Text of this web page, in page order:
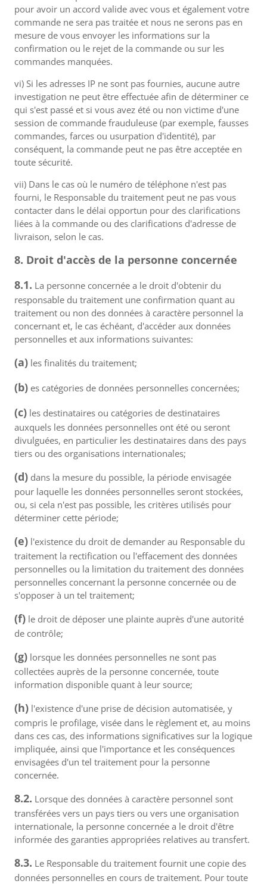
pour avoir un accord valide avec vous et également votre
commande ne sera pas traitée et nous ne serons pas en
mesure de vous envoyer les informations sur la
confirmation ou le rejet de la commande ou sur les
commandes manquées.
vi) Si les adresses IP ne sont pas fournies, aucune autre
investigation ne peut être effectuée afin de déterminer ce
qui s'est passé et si vous avez été ou non victime d'une
session de commande frauduleuse (par exemple, fausses
commandes, farces ou usurpation d'identité), par
conséquent, la commande peut ne pas être acceptée en
toute sécurité.
vii) Dans le cas où le numéro de téléphone n'est pas
fourni, le Responsable du traitement peut ne pas vous
contacter dans le délai opportun pour des clarifications
liées à la commande ou des clarifications d'adresse de
livraison, selon le cas.
8. Droit d'accès de la personne concernée
8.1. La personne concernée a le droit d'obtenir du
responsable du traitement une confirmation quant au
traitement ou non des données à caractère personnel la
concernant et, le cas échéant, d'accéder aux données
personnelles et aux informations suivantes:
(a) les finalités du traitement;
(b) es catégories de données personnelles concernées;
(c) les destinataires ou catégories de destinataires
auxquels les données personnelles ont été ou seront
divulguées, en particulier les destinataires dans des pays
tiers ou des organisations internationales;
(d) dans la mesure du possible, la période envisagée
pour laquelle les données personnelles seront stockées,
ou, si cela n'est pas possible, les critères utilisés pour
déterminer cette période;
(e) l'existence du droit de demander au Responsable du
traitement la rectification ou l'effacement des données
personnelles ou la limitation du traitement des données
personnelles concernant la personne concernée ou de
s'opposer à un tel traitement;
(f) le droit de déposer une plainte auprès d'une autorité
de contrôle;
(g) lorsque les données personnelles ne sont pas
collectées auprès de la personne concernée, toute
information disponible quant à leur source;
(h) l'existence d'une prise de décision automatisée, y
compris le profilage, visée dans le règlement et, au moins
dans ces cas, des informations significatives sur la logique
impliquée, ainsi que l'importance et les conséquences
envisagées d'un tel traitement pour la personne
concernée.
8.2. Lorsque des données à caractère personnel sont
transférées vers un pays tiers ou vers une organisation
internationale, la personne concernée a le droit d'être
informée des garanties appropriées relatives au transfert.
8.3. Le Responsable du traitement fournit une copie des
données personnelles en cours de traitement. Pour toute